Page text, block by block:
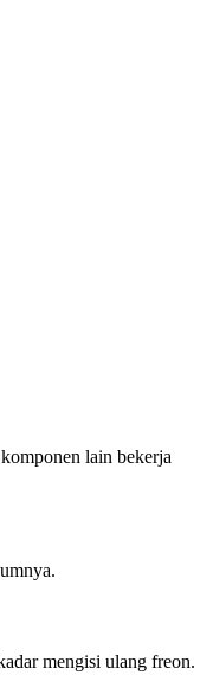
lain bekerja
mengisi ulang freon.